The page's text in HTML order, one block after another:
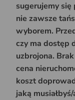
sugerujemy
nie zawsze
wyborem.
czy ma dostęp
uzbrojona.
cena
koszt
jaką